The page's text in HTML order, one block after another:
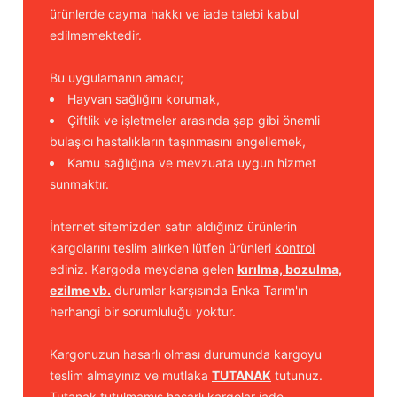
ürünlerde cayma hakkı ve iade talebi kabul
edilmemektedir.
Bu uygulamanın amacı;
Hayvan sağlığını korumak,
Çiftlik ve işletmeler arasında şap gibi önemli
bulaşıcı hastalıkların taşınmasını engellemek,
Kamu sağlığına ve mevzuata uygun hizmet
sunmaktır.
İnternet sitemizden satın aldığınız ürünlerin
kargolarını teslim alırken lütfen ürünleri kontrol
ediniz. Kargoda meydana gelen kırılma, bozulma,
ezilme vb. durumlar karşısında Enka Tarım'ın
herhangi bir sorumluluğu yoktur.
Kargonuzun hasarlı olması durumunda kargoyu
teslim almayınız ve mutlaka TUTANAK tutunuz.